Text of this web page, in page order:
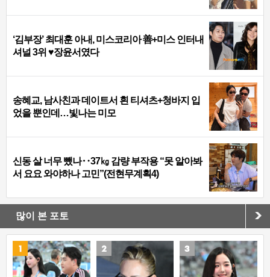
‘김부장’ 최대훈 아내, 미스코리아 善+미스 인터내
셔널 3위 ♥장윤서였다
송혜교, 남사친과 데이트서 흰 티셔츠+청바지 입
었을 뿐인데…빛나는 미모
신동 살 너무 뺐나‥37㎏ 감량 부작용 “못 알아봐
서 요요 와야하나 고민”(전현무계획4)
많이 본 포토